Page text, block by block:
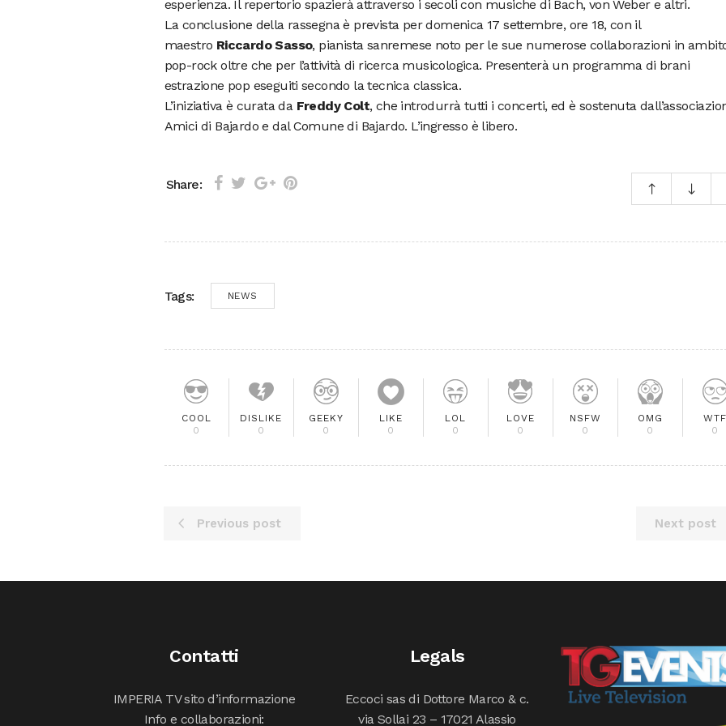
esperienza. Il repertorio spazierà attraverso i secoli con musiche di Bach, von Weber e altri.
La conclusione della rassegna è prevista per domenica 17 settembre, ore 18, con il
maestro Riccardo Sasso, pianista sanremese noto per le sue numerose collaborazioni in
pop-rock oltre che per l’attività di ricerca musicologica. Presenterà un programma di brani
estrazione pop eseguiti secondo la tecnica classica.
L’iniziativa è curata da Freddy Colt, che introdurrà tutti i concerti, ed è sostenuta
Amici di Bajardo e dal Comune di Bajardo. L’ingresso è libero.
Share:
Tags: NEWS
COOL
0
DISLIKE
0
GEEKY
0
LIKE
0
LOL
0
LOVE
0
NSFW
0
OMG
0
WTF
0
Previous post Next post
Contatti
IMPERIA TV sito d’informazione
Info e collaborazioni:
Legals
Eccoci sas di Dottore Marco & c.
via Sollai 23 – 17021 Alassio